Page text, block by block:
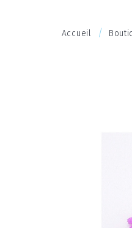
Accueil